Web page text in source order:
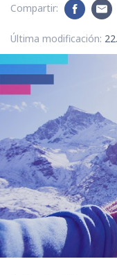
Compartir:
Última modificación: